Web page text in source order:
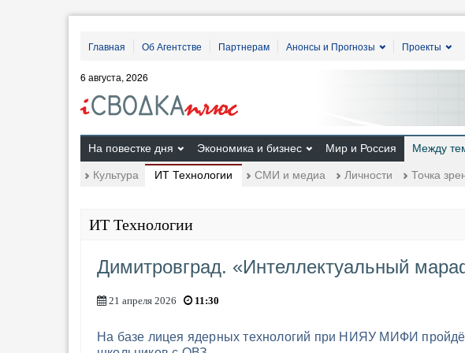
Главная Об Агентстве Партнерам Анонсы и Прогнозы Проекты
6 августа, 2026
На повестке дня Экономика и бизнес Мир и Россия Между
Культура ИТ Технологии СМИ и медиа Личности Точка
ИТ Технологии
Димитровград. «Интеллектуальный
21 апреля 2026 11:30
На базе лицея ядерных технологий при НИЯУ МИФИ